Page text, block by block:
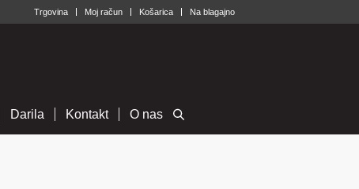
Trgovina Moj račun Košarica Na blagajno
Darila Kontakt O nas